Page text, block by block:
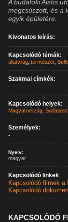
A budafoki Alsós
megcsúszott, és a
egyik épületére.
Kivonatos leírás:
Kapcsolódó témák:
állatvilág ,természet
Szakmai címkék:
-
Kapcsolódó helyek:
Magyarország Budapest
Személyek:
-
Nyelv:
magyar
Kapcsolódó linkek
Kapcsolódó filmek a
Kapcsolódó
KAPCSOLÓDÓ